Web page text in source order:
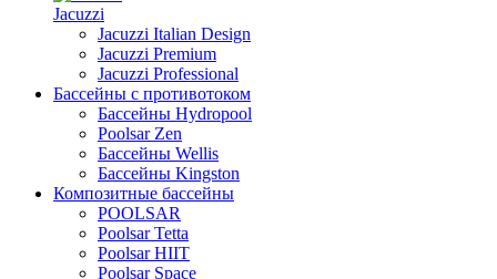
Jacuzzi
Jacuzzi Italian Design
Jacuzzi Premium
Jacuzzi Professional
Бассейны с противотоком
Бассейны Hydropool
Poolsar Zen
Бассейны Wellis
Бассейны Kingston
Композитные бассейны
POOLSAR
Poolsar Tetta
Poolsar HIIT
Poolsar Space